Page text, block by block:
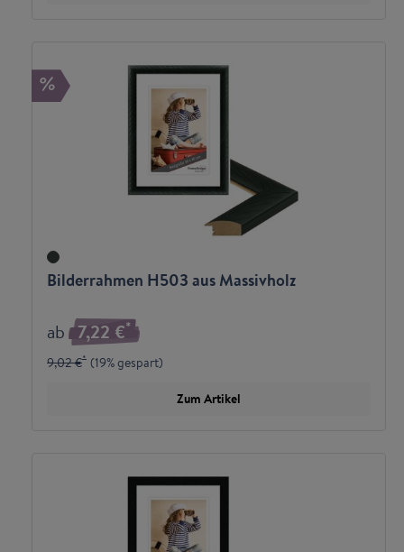
Bilderrahmen H503 aus Massivholz
ab 7,22 €*
9,02 €* (19% gespart)
Zum Artikel
%